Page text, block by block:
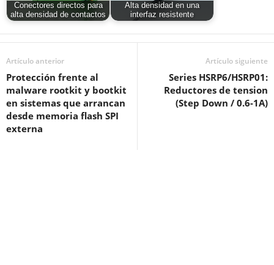
Conectores directos para
alta densidad de contactos
Alta densidad en una
interfaz resistente
Artículo anterior
Protección frente al
malware rootkit y bootkit
en sistemas que arrancan
desde memoria flash SPI
externa
Artículo siguiente
Series HSRP6/HSRP01:
Reductores de tension
(Step Down / 0.6-1A)